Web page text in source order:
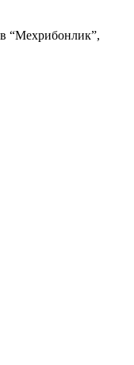
“Мехрибонлик”,